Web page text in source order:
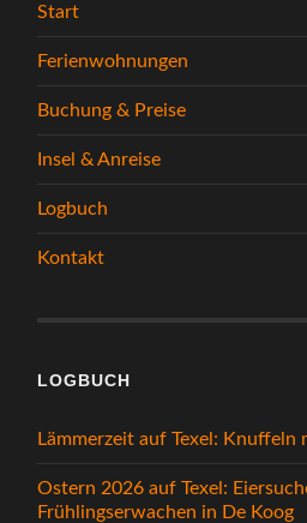
Start
Ferienwohnungen
Buchung & Preise
Insel & Anreise
Logbuch
Kontakt
LOGBUCH
Lämmerzeit auf Texel:
Ostern 2026 auf Texel:
Frühlingserwachen in De Koog